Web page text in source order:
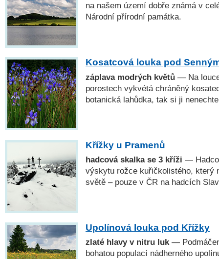
na našem území dobře známá v
Národní přírodní památka.
Kosatcová louka pod
záplava modrých květů — Na
porostech vykvétá chráněný
botanická lahůdka, tak si ji
Křížky u Pramenů
hadcová skalka se 3 kříži —
výskytu rožce kuřičkolistého, který
světě – pouze v ČR na hadcích
Upolínová louka pod Křížky
zlaté hlavy v nitru luk —
bohatou populací nádherného